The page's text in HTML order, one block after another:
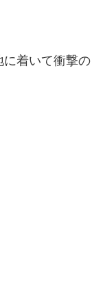
に着いて衝撃の